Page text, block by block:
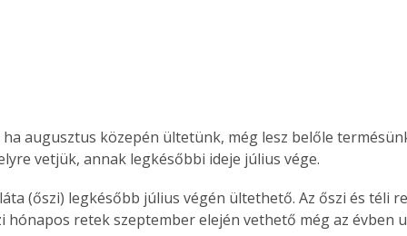
Old
új,
egyedi
könyvek tetszőleges
párosítással kedvezményes
megrendelhetők!
ha augusztus közepén ültetünk, még lesz belőle
vetjük, annak legkésőbbi ideje július vége.
(őszi) legkésőbb július végén ültethető. Az őszi és téli
hónapos retek szeptember elején vethető még az évben